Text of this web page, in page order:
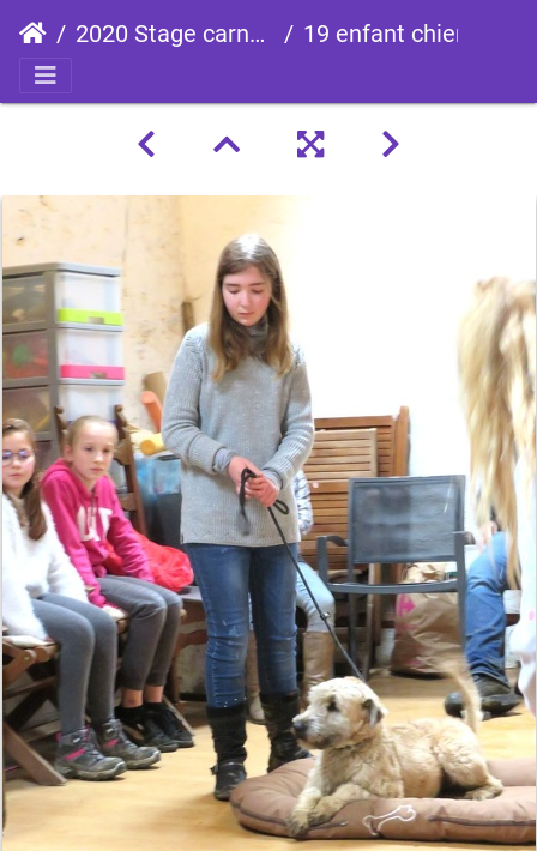
2020 Stage carnavale 19 enfant chien pedadog 2020-02-24